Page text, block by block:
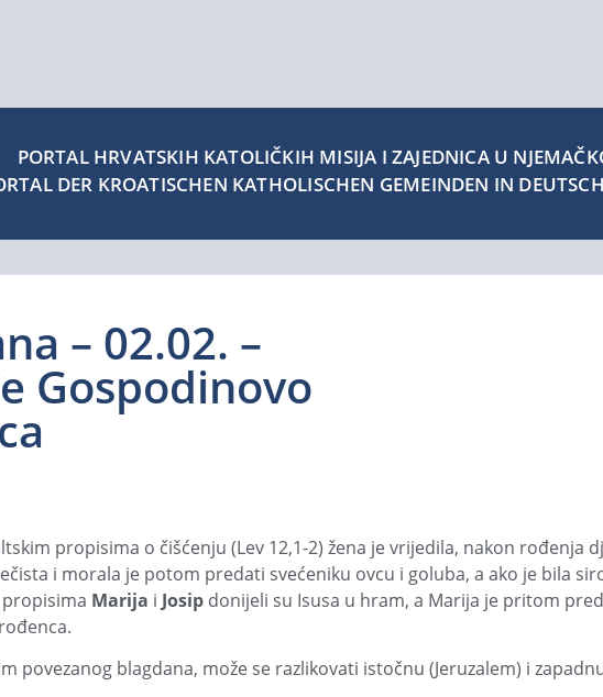
PORTAL HRVATSKIH KATOLIČKIH MISIJA I ZAJEDNICA U
DER KROATISCHEN KATHOLISCHEN GEMEINDEN IN
– 02.02. –
Gospodinovo
propisima o čišćenju (Lev 12,1-2) žena je vrijedila, nakon rođenja
i morala je potom predati svećeniku ovcu i goluba, a ako je bila
Marija i Josip donijeli su Isusa u hram, a Marija je pritom
povezanog blagdana, može se razlikovati istočnu (Jeruzalem) i